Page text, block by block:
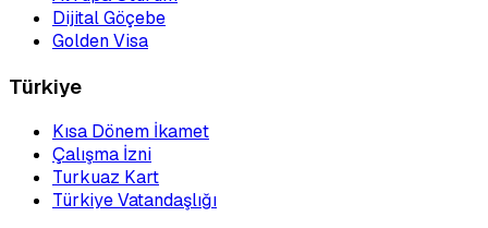
Dijital Göçebe
Golden Visa
Türkiye
Kısa Dönem İkamet
Çalışma İzni
Turkuaz Kart
Türkiye Vatandaşlığı